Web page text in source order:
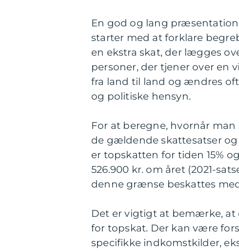
En god og lang
starter med at forklare
en ekstra skat, der lægges
personer, der tjener over en
fra land til land og ændres
og politiske hensyn.
For at beregne, hvornår
de gældende skattesatser
er topskatten for tiden 15%
526.900 kr. om året (2021-
denne grænse beskattes
Det er vigtigt at bemærke,
for topskat. Der kan være
specifikke indkomstkilder,